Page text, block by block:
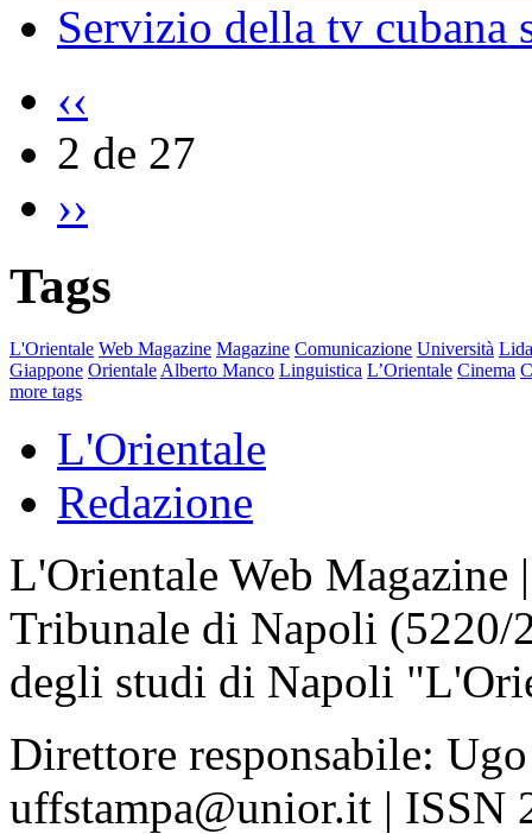
Servizio della tv
‹‹
2 de 27
››
Tags
L'Orientale Web Magazine Magazine Comunicazione Università
Giappone Orientale Alberto Manco Linguistica L’Orientale Cinema
more tags
L'Orientale
Redazione
L'Orientale Web Magazine
Tribunale di Napoli
degli studi di Napoli
Direttore responsabile:
uffstampa@unior.it | ISSN